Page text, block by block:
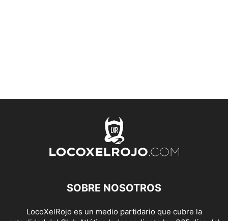
SOBRE NOSOTROS
LocoXelRojo es un medio partidario que cubre la